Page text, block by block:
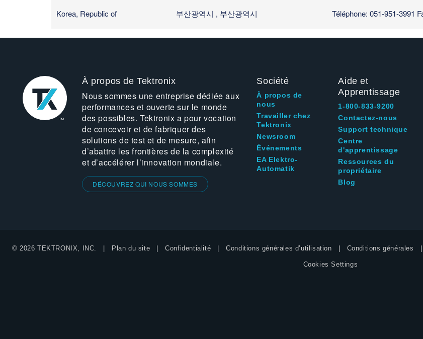
Korea, Republic of 부산광역시 , 부산광역시 Téléphone: 051-951-3991
À propos de Tektronix
Nous sommes une entreprise dédiée aux
performances et ouverte sur le monde
des possibles. Tektronix a pour vocation
de concevoir et de fabriquer des
solutions de test et de mesure, afin
d’abattre les frontières de la complexité
et d’accélérer l’innovation mondiale.
DÉCOUVREZ QUI NOUS SOMMES
Société
À propos de
nous
Travailler chez
Tektronix
Newsroom
Événements
EA Elektro-
Automatik
Aide et
Apprentissage
1-800-833-9200
Contactez-nous
Support technique
Centre
d'apprentissage
Ressources du
propriétaire
Blog
© 2026 TEKTRONIX, INC. Plan du site Confidentialité Conditions générales d’utilisation Conditions générales
Cookies Settings